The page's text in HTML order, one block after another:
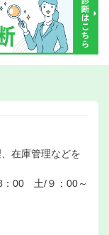
在庫管理などを
：00 土/９：00～